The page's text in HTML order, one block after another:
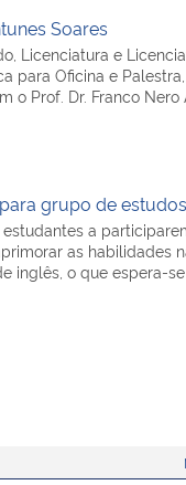
Soares
Licenciatura e
para Oficina e
o Prof. Dr. Franco
grupo de estudos
estudantes a
as habilidades
inglês, o que espera-